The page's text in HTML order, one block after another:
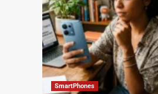
SmartPhones